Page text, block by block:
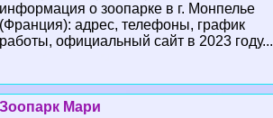
информация о зоопарке в г. Монпелье
(Франция): адрес, телефоны, график
работы, официальный сайт в 2023 году...
Зоопарк Мари